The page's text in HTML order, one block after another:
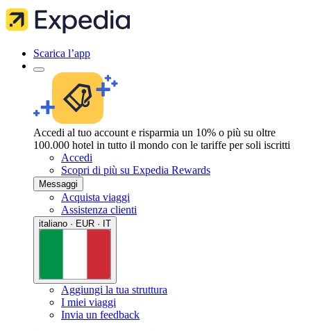
Scarica l’app
Accedi al tuo account e risparmia un 10% o più su oltre
100.000 hotel in tutto il mondo con le tariffe per soli iscritti
Accedi
Scopri di più su Expedia Rewards
Messaggi
Acquista viaggi
Assistenza clienti
italiano · EUR · IT
Aggiungi la tua struttura
I miei viaggi
Invia un feedback